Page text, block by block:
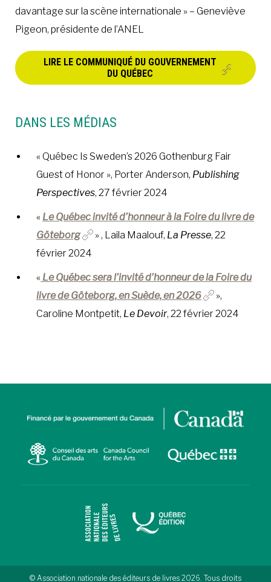
davantage sur la scène internationale » – Geneviève
Pigeon, présidente de l’ANEL
LIRE LE COMMUNIQUÉ DU GOUVERNEMENT
DU QUÉBEC
DANS LES MÉDIAS
« Québec Is Sweden’s 2026 Gothenburg Fair
Guest of Honor », Porter Anderson, Publishing
Perspectives, 27 février 2024
« Le Québec invité d’honneur à la Foire du livre de
Göteborg
» , Laila Maalouf, La Presse, 22
février 2024
« Le Québec sera l’invité d’honneur de la Foire du
livre de Göteborg, en Suède, en 2026
»,
Caroline Montpetit, Le Devoir, 22 février 2024
© Association nationale des éditeurs de livres 2026. Tous droits